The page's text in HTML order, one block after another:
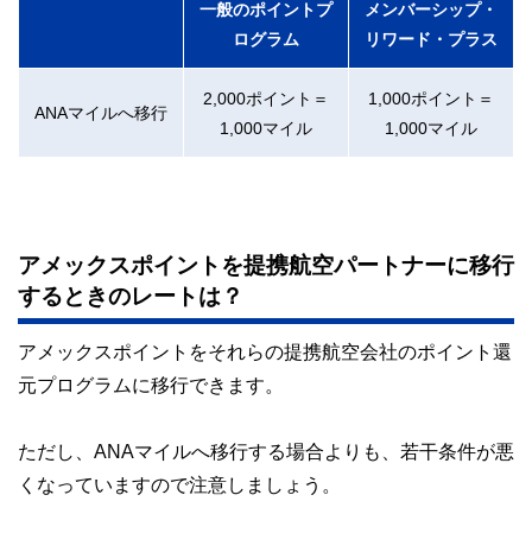
一般のポイントプ
ログラム
メンバーシップ・
リワード・プラス
ANAマイルへ移行
2,000ポイント＝
1,000マイル
1,000ポイント＝
1,000マイル
アメックスポイントを提携航空パートナーに移行
するときのレートは？
アメックスポイントをそれらの提携航空会社のポイント還
元プログラムに移行できます。
ただし、ANAマイルへ移行する場合よりも、若干条件が悪
くなっていますので注意しましょう。